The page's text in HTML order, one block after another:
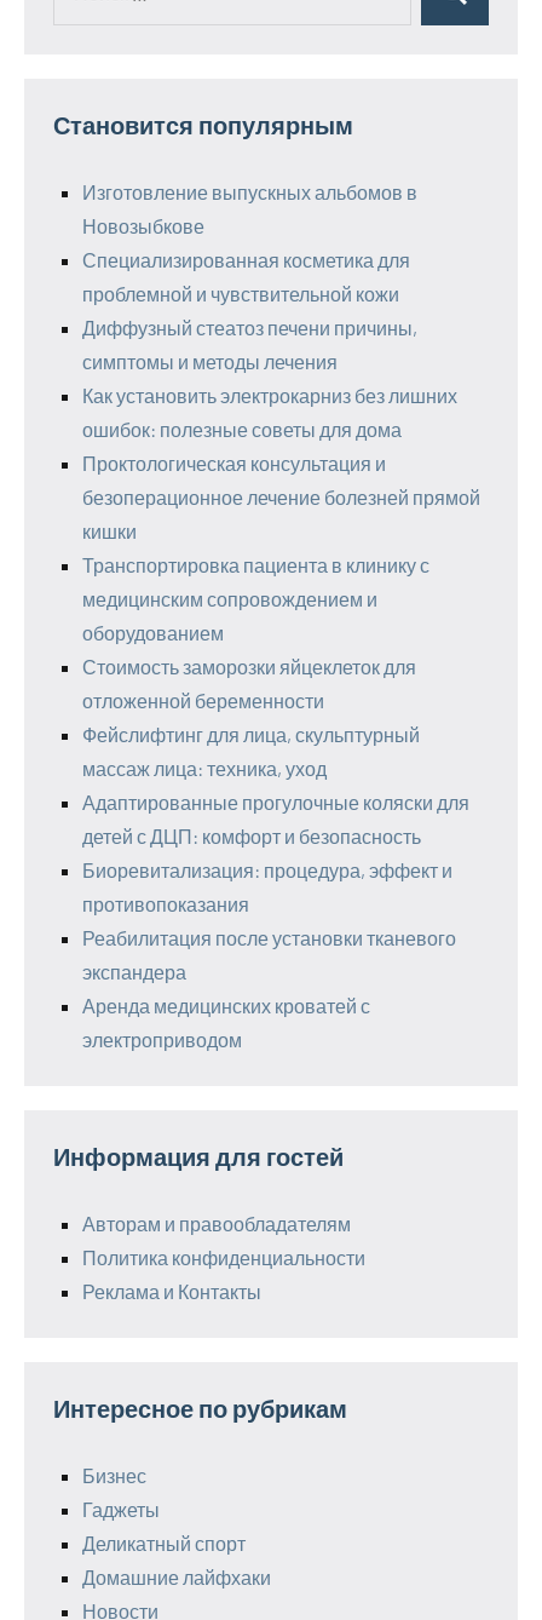
Поиск
Становится популярным
Изготовление выпускных альбомов в
Новозыбкове
Специализированная косметика для
проблемной и чувствительной кожи
Диффузный стеатоз печени причины,
симптомы и методы лечения
Как установить электрокарниз без лишних
ошибок: полезные советы для дома
Проктологическая консультация и
безоперационное лечение болезней прямой
кишки
Транспортировка пациента в клинику с
медицинским сопровождением и
оборудованием
Стоимость заморозки яйцеклеток для
отложенной беременности
Фейслифтинг для лица, скульптурный
массаж лица: техника, уход
Адаптированные прогулочные коляски для
детей с ДЦП: комфорт и безопасность
Биоревитализация: процедура, эффект и
противопоказания
Реабилитация после установки тканевого
экспандера
Аренда медицинских кроватей с
электроприводом
Информация для гостей
Авторам и правообладателям
Политика конфиденциальности
Реклама и Контакты
Интересное по рубрикам
Бизнес
Гаджеты
Деликатный спорт
Домашние лайфхаки
Новости